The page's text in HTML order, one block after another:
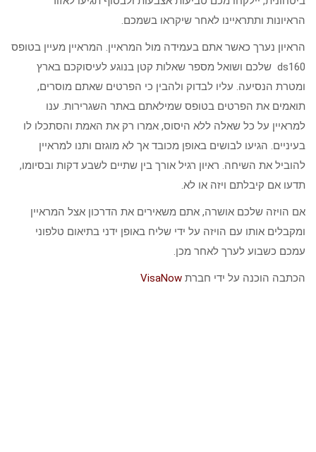
הראיונות ותתראיינו לאחר שיקראו בשמכם.
הראיון נערך כאשר אתם בעמידה מול המראיין. המראיין מעיין בטופס
ds160 שלכם ושואל מספר שאלות קטן בנוגע לעיסוקכם בארץ
ומטרת הנסיעה. עליו לבדוק ולהבין כי הפרטים שאתם מוסרים,
תואמים את הפרטים בטופס שמילאתם באתר השגרירות. ענו
למראיין על כל שאלה ללא היסוס, אמרו רק את האמת והסתכלו לו
בעיניים. הגיעו לבושים באופן מכובד אך לא מוגזם ותנו למראיין
להוביל את השיחה. ראיון רגיל אורך בין שתיים לשבע דקות ובסיומו,
תדעו אם קיבלתם ויזה או לא.
אם הויזה שלכם אושרה, אתם משאירים את הדרכון אצל המראיין
ומקבלים אותו עם הויזה על ידי שליח באופן ידני בתיאום טלפוני
עמכם כשבוע לערך לאחר מכן.
הכתבה הוכנה על ידי חברת VisaNow